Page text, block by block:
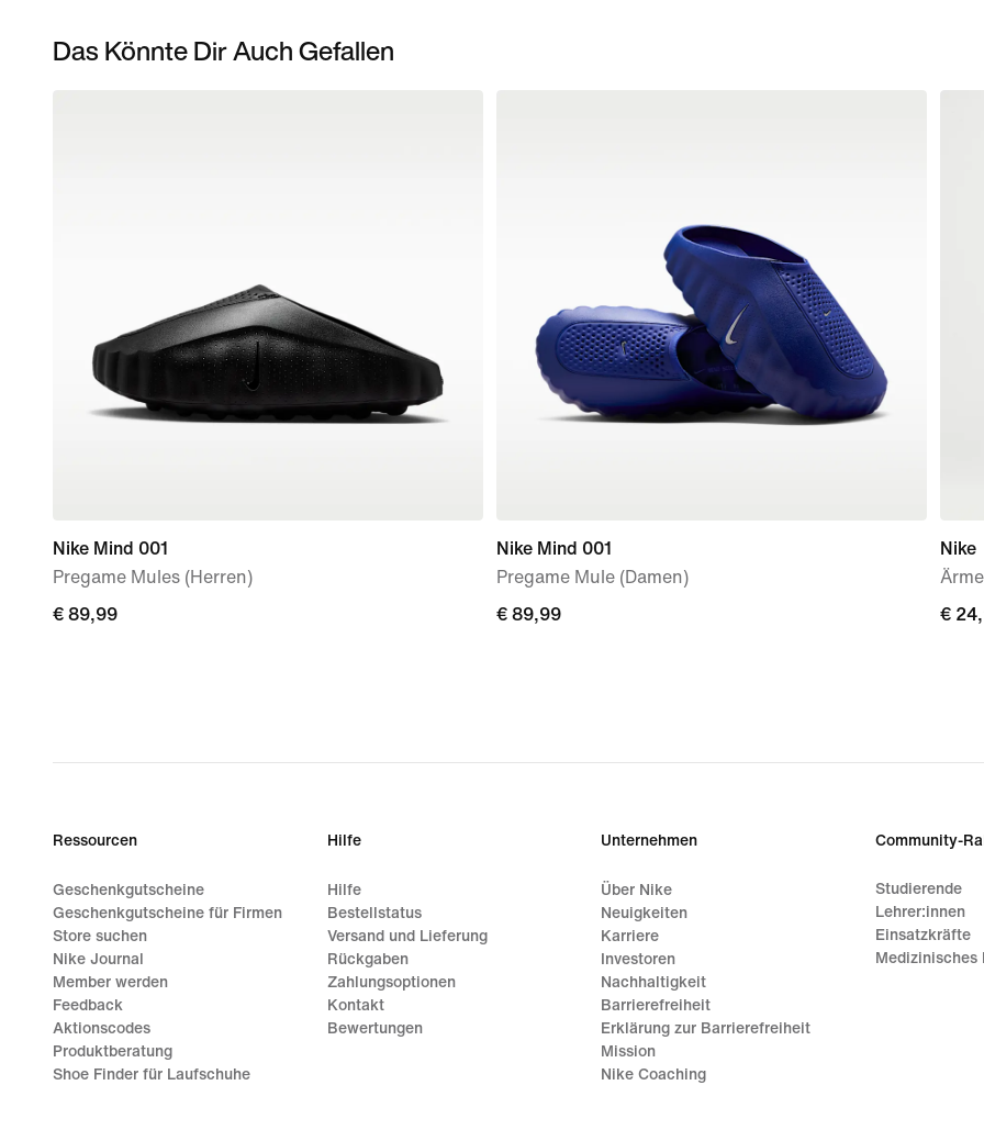
Das Könnte Dir Auch Gefallen
Nike Mind 001
Pregame Mules (Herren)
€ 89,99
€ 89,99
Nike Mind 001
Pregame Mule (Damen)
€ 89,99
€ 89,99
Nike
€
€
Ressourcen
Geschenkgutscheine
Geschenkgutscheine für Firmen
Store suchen
Nike Journal
Member werden
Feedback
Aktionscodes
Produktberatung
Shoe Finder für Laufschuhe
Hilfe
Hilfe
Bestellstatus
Versand und Lieferung
Rückgaben
Zahlungsoptionen
Kontakt
Bewertungen
Unternehmen
Über Nike
Neuigkeiten
Karriere
Investoren
Nachhaltigkeit
Barrierefreiheit
Erklärung zur Barrierefreiheit
Mission
Nike Coaching
Community-
Studierende
Lehrer:innen
Einsatzkräfte
Medizinisches